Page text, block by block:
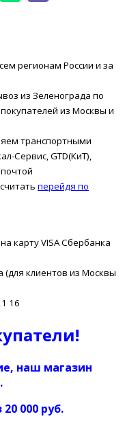
регионам России и за
из Зеленограда по
из Москвы и
транспортными
Сервис, GTD(КиТ),
перейдя по
карту VISA Сбербанка
клиентов из Москвы
16
наш магазин
000 руб.